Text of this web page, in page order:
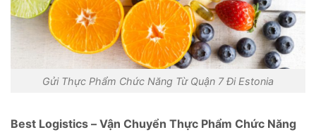
Gửi Thực Phẩm Chức Năng Từ Quận 7 Đi Estonia
Best Logistics – Vận Chuyển Thực Phẩm Chức Năng